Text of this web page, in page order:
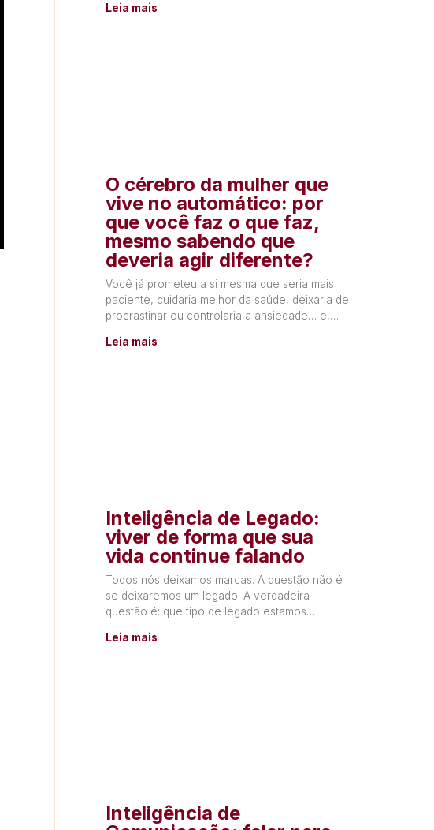
Leia mais
O cérebro da mulher que
vive no automático: por
que você faz o que faz,
mesmo sabendo que
deveria agir diferente?
Você já prometeu a si mesma que seria mais
paciente, cuidaria melhor da saúde, deixaria de
procrastinar ou controlaria a ansiedade… e,
Leia mais
Inteligência de Legado:
viver de forma que sua
vida continue falando
Todos nós deixamos marcas. A questão não é
se deixaremos um legado. A verdadeira
questão é: que tipo de legado estamos
Leia mais
Inteligência de